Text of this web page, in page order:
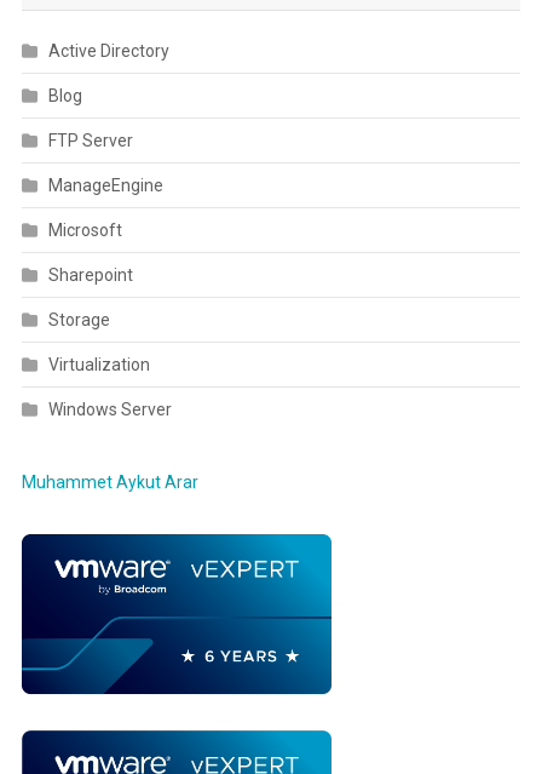
Active Directory
Blog
FTP Server
ManageEngine
Microsoft
Sharepoint
Storage
Virtualization
Windows Server
Muhammet Aykut Arar